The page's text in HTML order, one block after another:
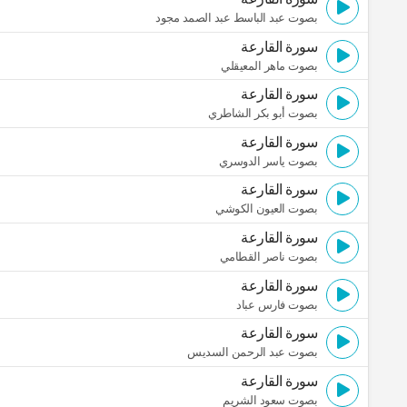
بصوت عبد الباسط عبد الصمد مجود
سورة القارعة
بصوت ماهر المعيقلي
سورة القارعة
بصوت أبو بكر الشاطري
سورة القارعة
بصوت ياسر الدوسري
سورة القارعة
بصوت العيون الكوشي
سورة القارعة
بصوت ناصر القطامي
سورة القارعة
بصوت فارس عباد
سورة القارعة
بصوت عبد الرحمن السديس
سورة القارعة
بصوت سعود الشريم